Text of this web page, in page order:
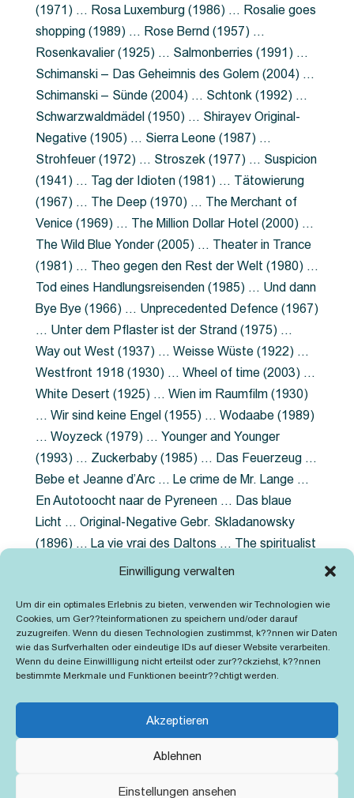
Einwilligung verwalten
Um dir ein optimales Erlebnis zu bieten, verwenden wir Technologien wie
Cookies, um Ger??teinformationen zu speichern und/oder darauf
zuzugreifen. Wenn du diesen Technologien zustimmst, k??nnen wir Daten
wie das Surfverhalten oder eindeutige IDs auf dieser Website verarbeiten.
Wenn du deine Einwillligung nicht erteilst oder zur??ckziehst, k??nnen
bestimmte Merkmale und Funktionen beeintr??chtigt werden.
Akzeptieren
Ablehnen
Einstellungen ansehen
(1971) … Rosa Luxemburg (1986) … Rosalie goes
shopping (1989) … Rose Bernd (1957) …
Rosenkavalier (1925) … Salmonberries (1991) …
Schimanski – Das Geheimnis des Golem (2004) …
Schimanski – Sünde (2004) … Schtonk (1992) …
Schwarzwaldmädel (1950) … Shirayev Original-
Negative (1905) … Sierra Leone (1987) …
Strohfeuer (1972) … Stroszek (1977) … Suspicion
(1941) … Tag der Idioten (1981) … Tätowierung
(1967) … The Deep (1970) … The Merchant of
Venice (1969) … The Million Dollar Hotel (2000) …
The Wild Blue Yonder (2005) … Theater in Trance
(1981) … Theo gegen den Rest der Welt (1980) …
Tod eines Handlungsreisenden (1985) … Und dann
Bye Bye (1966) … Unprecedented Defence (1967)
… Unter dem Pflaster ist der Strand (1975) …
Way out West (1937) … Weisse Wüste (1922) …
Westfront 1918 (1930) … Wheel of time (2003) …
White Desert (1925) … Wien im Raumfilm (1930)
… Wir sind keine Engel (1955) … Wodaabe (1989)
… Woyzeck (1979) … Younger and Younger
(1993) … Zuckerbaby (1985) … Das Feuerzeug …
Bebe et Jeanne d’Arc … Le crime de Mr. Lange …
En Autotoocht naar de Pyreneen … Das blaue
Licht … Original-Negative Gebr. Skladanowsky
(1896) … La vie vrai des Daltons … The spiritualist
photographer … Feuer im Fjord … The Song of the
Grubenlampe … Tolstoy … Grün ist die Heide …
Lady Hamilton … Mütter verzaget nicht …
Ruttmann Werbefilme